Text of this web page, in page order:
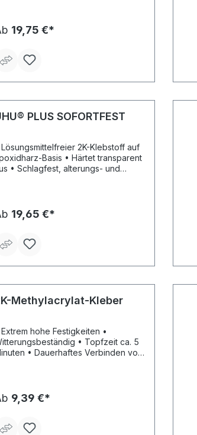
Kunststoff, Hart-
Gummi,etc. • Die
• Härtezeit und Endfestigkeit
19,75 €*
PLUS SOFORTFEST
Lösungsmittelfreier 2K-Klebstoff auf
Basis • Härtet transparent
und
• Reproduzierbare,
Verklebungen
Flächen
19,65 €*
Methylacrylat-Kleber
Extrem hohe Festigkeiten •
• Topfzeit ca. 5
Dauerhaftes Verbinden von
Containerbau,
Elektrotechnik
Metall, Stein, Keramik •
9,39 €*